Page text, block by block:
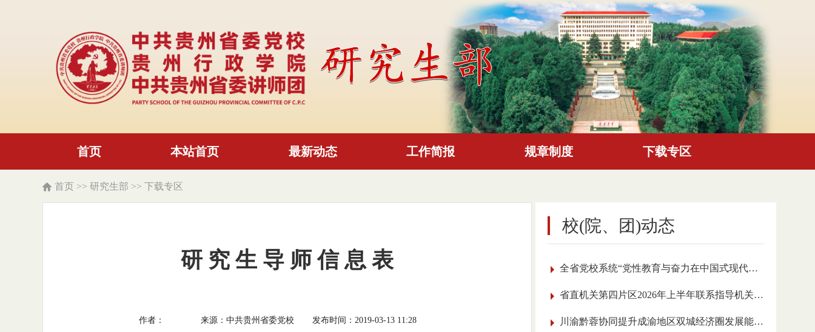
首页 本站首页 最新动态 工作简报 规章制度 下载专区
首页>> 研究生部 >> 下载专区
研 究 生 导 师 信 息 表
作者： 来源：中共贵州省委党校 发布时间：2019-03-13 11:28
校(院、团)动态
全省党校系统“党性教育与奋力在中国式现代化进程中展现贵州新风采”理论研讨会召开
省直机关第四片区2026年上半年联系指导机关党建工作会议在我校召开
川渝黔蓉协同提升成渝地区双城经济圈发展能级学术研讨会在贵阳举行